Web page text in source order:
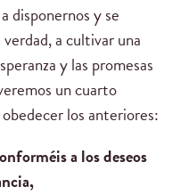
disponernos y se
a cultivar una
y las promesas
un cuarto
los anteriores:
a los deseos